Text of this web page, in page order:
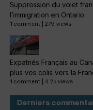
Suppression du volet
l’immigration en Ontario
1 comment 279 views
Expatriés Français au
plus vos colis vers la
1 comment 4.2k views
Derniers